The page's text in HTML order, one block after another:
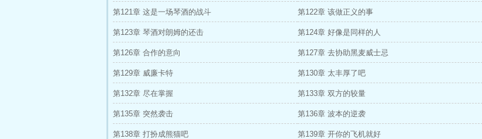
第121章 这是一场琴酒的战斗 第122章 该做正义的事
第123章 琴酒对朗姆的还击 第124章 好像是同样的人
第126章 合作的意向 第127章 去协助黑麦威士忌
第129章 威廉卡特 第130章 太丰厚了吧
第132章 尽在掌握 第133章 双方的较量
第135章 突然袭击 第136章 波本的逆袭
第138章 打扮成熊猫吧 第139章 开你的飞机就好